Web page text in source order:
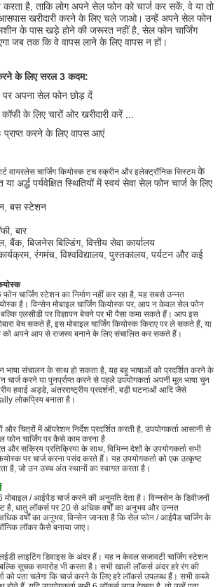
है, ताकि लोग अपने सेल फोन को चार्ज कर सकें, वे या तो
आसपास खरीदारी करने के लिए चले जाओ। उन्हें अपने सेल फोन
के पास खड़े होने की जरूरत नहीं है, सेल फोन चार्जिंग
जब तक कि वे वापस लाने के लिए वापस न हों।
के लिए सरल 3 कदम:
पर अपना सेल फोन छोड़ दें
के लिए चारों ओर खरीदारी करें ...
करने के लिए वापस आएं
वायरलेस चार्जिंग कियोस्क टच स्क्रीन और इलेक्ट्रॉनिक सिस्टमके
अर्द्ध पर्यवेक्षित स्थितियों में स्वयं सेवा सेल फोन चार्ज के लिए
बस स्टेशन
बार
बिजनेस बिल्डिंग, वित्तीय सेवा कार्यालय
रंगमंच, विश्वविद्यालय, पुस्तकालय, पर्यटन और कई
फोन चार्जिंग स्टेशन का निर्माण नहीं कर रहा है, यह सबसे उन्नत
है। विन्सेन मोबाइल चार्जिंग कियोस्क पर, आप न केवल सेल फोन
एलसीडी पर विज्ञापन बेचने पर भी पैसा कमा सकते हैं। आप इस
बेच सकते हैं, इस मोबाइल चार्जिंग कियोस्क किराए पर ले सकते हैं, या
को अपने आप से राजस्व बनाने के लिए संचालित कर सकते हैं।
भाषा संचालन के साथ हो सकता है, यह बहु भाषाओं को प्रदर्शित करने के
चार्ज करने या पुनर्प्राप्त करने से पहले उपयोगकर्ता अपनी मूल भाषा चुन
हवाई अड्डे, अंतरराष्ट्रीय प्रदर्शनी, बड़ी घटनाओं आदि जैसे
लोकप्रिय बनाता है।
और चित्रों में ऑपरेशन निर्देश प्रदर्शित करती है, उपयोगकर्ता आसानी से
चार्जिंग पर कैसे काम करना है
और सक्रिय प्रतिक्रिया के साथ, विभिन्न देशों के उपयोगकर्ता सभी
पर चार्ज करना पसंद करते हैं। यह उपयोगकर्ता को एक उत्कृष्ट
है, जो उन उच्च अंत स्थानों का स्वागत करता है।
मोबाइल / आईपैड चार्ज करने की अनुमति देता है। विन्नसेन के डिवीजनों
है, धातु लॉकर्स पर 20 से अधिक वर्षों का अनुभव और उन्नत
वर्षों का अनुभव, विन्सेन जानता है कि सेल फोन / आईपैड चार्जिंग के
लॉकर कैसे बनाया जाए।
लाइटिंग डिवाइस के अंदर हैं। यह न केवल सजावटी चार्जिंग स्टेशन
सूचक समारोह भी करता है। सभी खाली लॉकर्स अंदर हरे रंग की
को पता चलेगा कि चार्ज करने के लिए हरे लॉकर्स उपलब्ध हैं। सभी कब्जे